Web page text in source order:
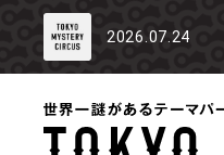
2026.07.24